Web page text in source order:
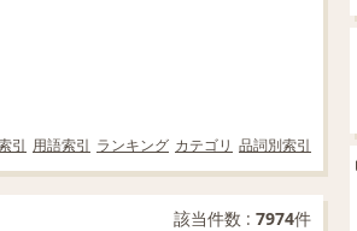
引 用語索引 ランキング カテゴリ 品詞別索引
該当件数 : 7974件